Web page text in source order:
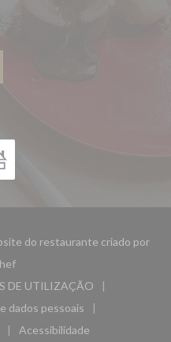
do restaurante criado por
((abre numa nova janela))
janela))
DE UTILIZAÇÃO
((abre numa nova janela))
dados pessoais
((abre numa nova janela))
Acessibilidade